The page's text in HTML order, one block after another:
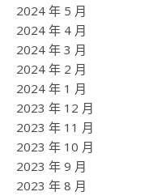
2024 年 5 月
2024 年 4 月
2024 年 3 月
2024 年 2 月
2024 年 1 月
2023 年 12 月
2023 年 11 月
2023 年 10 月
2023 年 9 月
2023 年 8 月